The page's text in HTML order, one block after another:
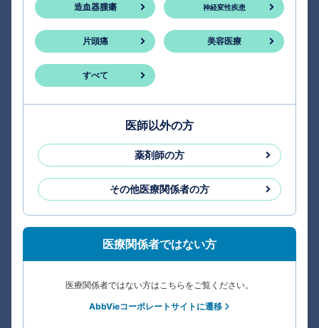
造血器腫瘍 神経変性疾患
片頭痛 美容医療
すべて
医師以外の方
薬剤師の方
その他医療関係者の方
医療関係者ではない方
医療関係者ではない方はこちらをご覧ください。
AbbVieコーポレートサイトに遷移